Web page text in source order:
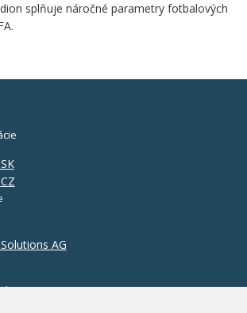
splňuje náročné parametry fotbalových
AG